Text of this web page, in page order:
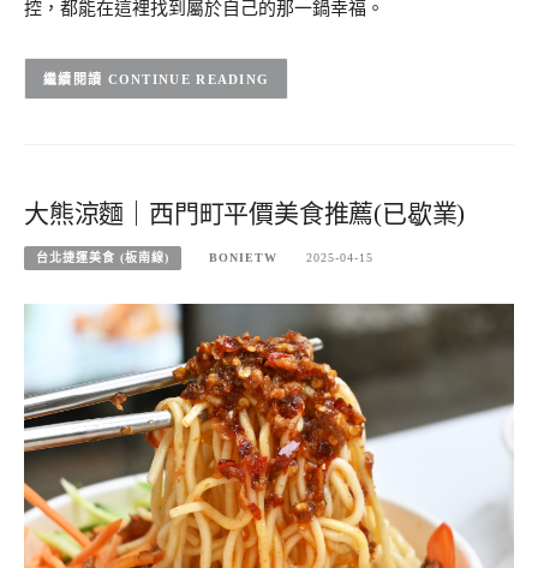
控，都能在這裡找到屬於自己的那一鍋幸福。
CONTINUE READING
大熊涼麵｜西門町平價美食推薦(已歇業)
台北捷運美食 (板南線) BONIETW 2025-04-15